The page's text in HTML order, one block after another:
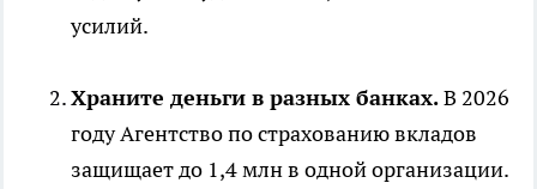
усилий.
Храните деньги в разных банках.В 2026
году Агентство по страхованию вкладов
защищает до 1,4 млн в одной организации.